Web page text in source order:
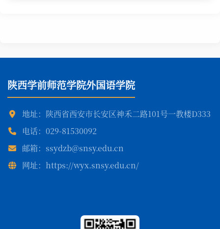
陕西学前师范学院外国语学院
地址：陕西省西安市长安区神禾二路101号一教楼D333
电话：029-81530092
邮箱：ssydzb@snsy.edu.cn
网址：https://wyx.snsy.edu.cn/